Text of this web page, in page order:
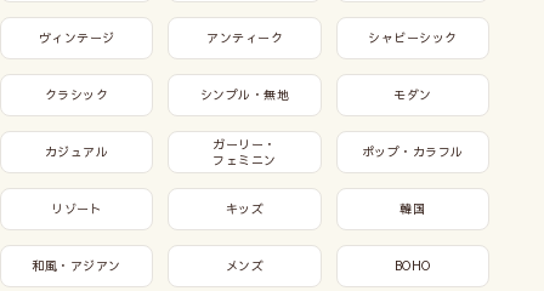
ヴィンテージ アンティーク シャビーシック
クラシック シンプル・無地 モダン
カジュアル
ガーリー・
フェミニン
ポップ・カラフル
リゾート キッズ 韓国
和風・アジアン メンズ BOHO